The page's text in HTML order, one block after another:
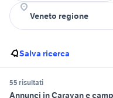
Salva ricerca
55 risultati
Annunci in Caravan e